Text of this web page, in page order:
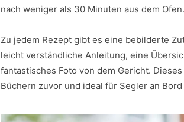
nach weniger als 30 Minuten aus dem Ofen.
Zu jedem Rezept gibt es eine bebilderte
leicht verständliche Anleitung, eine
fantastisches Foto von dem Gericht.
Büchern zuvor und ideal für Segler an